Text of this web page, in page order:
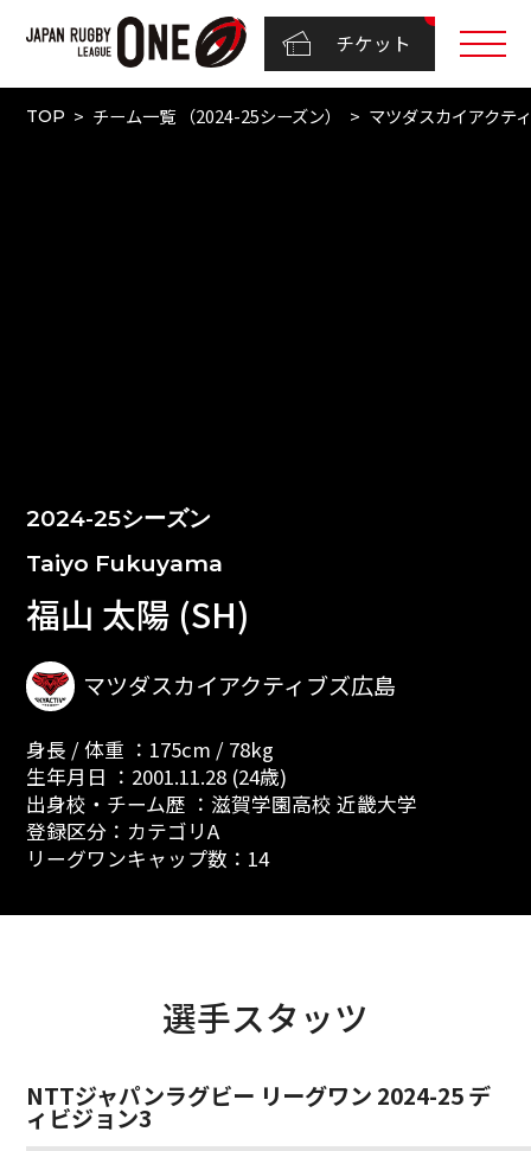
チケット
TOP チーム一覧 （2024-25シーズン） マツダスカイアクテ
2024-25シーズン
Taiyo Fukuyama
福山 太陽 (SH)
マツダスカイアクティブズ広島
身長 / 体重 ：175cm / 78kg
生年月日 ：2001.11.28 (24歳)
出身校・チーム歴 ：滋賀学園高校 近畿大学
登録区分：カテゴリA
リーグワンキャップ数：14
選手スタッツ
NTTジャパンラグビー リーグワン 2024-25 デ
ィビジョン3